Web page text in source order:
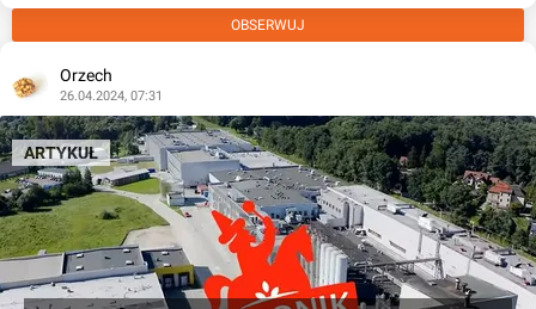
OBSERWUJ
Orzech
26.04.2024, 07:31
ARTYKUŁ